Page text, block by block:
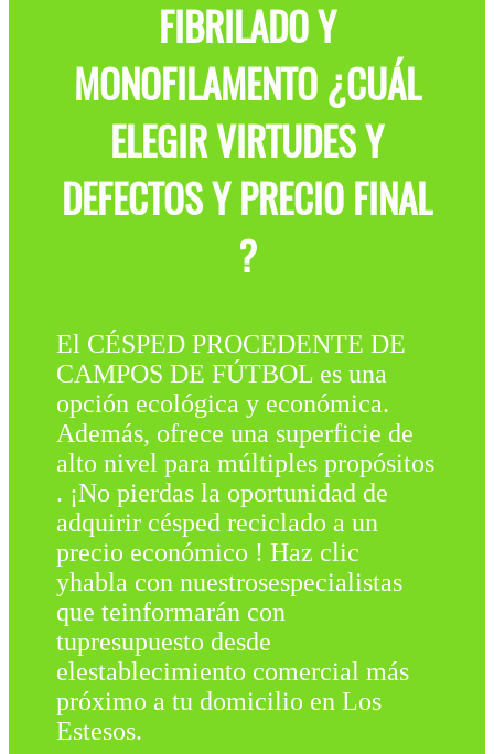
FIBRILADO Y
MONOFILAMENTO ¿CUÁL
ELEGIR VIRTUDES Y
DEFECTOS Y PRECIO FINAL
?
El CÉSPED PROCEDENTE DE
CAMPOS DE FÚTBOL es una
opción ecológica y económica.
Además, ofrece una superficie de
alto nivel para múltiples propósitos
. ¡No pierdas la oportunidad de
adquirir césped reciclado a un
precio económico ! Haz clic
yhabla con nuestrosespecialistas
que teinformarán con
tupresupuesto desde
elestablecimiento comercial más
próximo a tu domicilio en Los
Estesos.